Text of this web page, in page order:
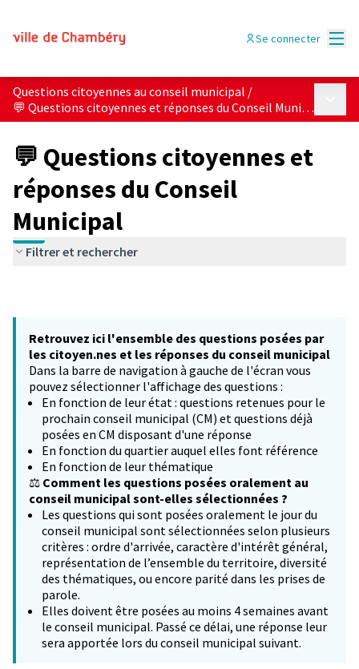
Se connecter
Questions citoyennes au conseil municipal /
💬 Questions citoyennes et réponses du Conseil Municipal
💬 Questions citoyennes et
réponses du Conseil
Municipal
Filtrer et rechercher
Retrouvez ici l'ensemble des questions posées par
les citoyen.nes et les réponses du conseil municipal
Dans la barre de navigation à gauche de l'écran vous
pouvez sélectionner l'affichage des questions :
En fonction de leur état : questions retenues pour le
prochain conseil municipal (CM) et questions déjà
posées en CM disposant d'une réponse
En fonction du quartier auquel elles font référence
En fonction de leur thématique
⚖️ Comment les questions posées oralement au
conseil municipal sont-elles sélectionnées ?
Les questions qui sont posées oralement le jour du
conseil municipal sont sélectionnées selon plusieurs
critères : ordre d'arrivée, caractère d'intérêt général,
représentation de l’ensemble du territoire, diversité
des thématiques, ou encore parité dans les prises de
parole.
Elles doivent être posées au moins 4 semaines avant
le conseil municipal. Passé ce délai, une réponse leur
sera apportée lors du conseil municipal suivant.